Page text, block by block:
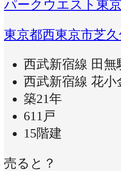
パークウエスト東
東京都西東京市芝
西武新宿線 田無
西武新宿線 花小
築21年
611戸
15階建
売ると？